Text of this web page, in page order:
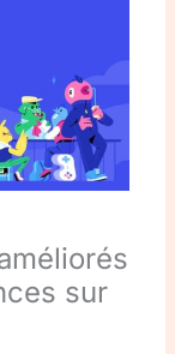
sur